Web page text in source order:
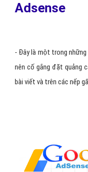
Adsense
- Đây là một trong
nên cố gắng đặt quảng
bài viết và trên các nếp